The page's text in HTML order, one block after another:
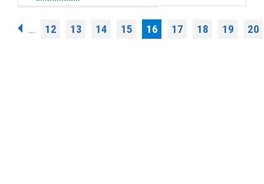
Σελίδες
… 12 13 14 15 16 17 18 19 20